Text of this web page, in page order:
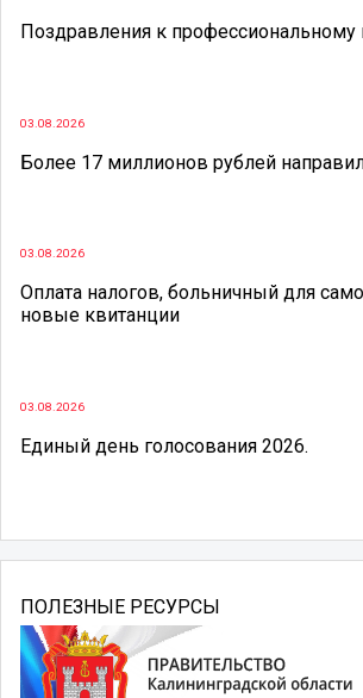
Поздравления к профессиональному
03.08.2026
Более 17 миллионов рублей
03.08.2026
Оплата налогов, больничный для
новые квитанции
03.08.2026
Единый день голосования 2026.
ПОЛЕЗНЫЕ РЕСУРСЫ